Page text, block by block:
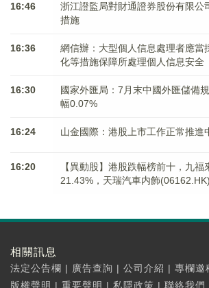
16:46
浙江證監局對財通證券股份有限公
措施
16:36
網信辦：大型個人信息處理者應當
化等措施保障所處理個人信息安全
16:30
國家外匯局：7月末中國外匯儲備
幅0.07%
16:24 山金國際：港股上市工作正常推進
16:20
【異動股】港股跌幅榜前十，九
21.43%，天瑞汽車内飾
相關訊息
法定公告欄 | 廣告查詢 | 公司介紹 | 專欄邀
版權聲明 | 重要聲明 | 私隱政策 | 聯絡我們